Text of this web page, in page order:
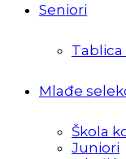
Seniori
Mlađe
Škola
Juniori